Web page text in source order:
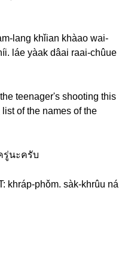
lang khǐian khàao wai-
láe yàak dâai raai-chûue
teenager's shooting this
of the names of the
รู่นะครับ
khráp-phǒm. sàk-khrûu ná